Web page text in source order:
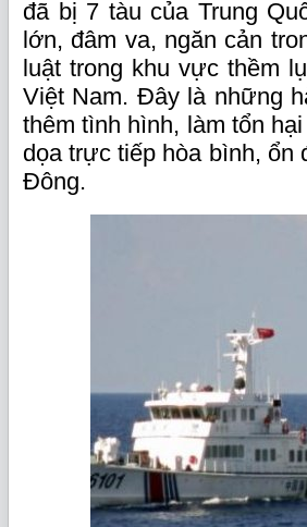
đã bị 7 tàu của Trung
lớn, đâm va, ngăn cản
luật trong khu vực thềm
Việt Nam. Đây là những
thêm tình hình, làm tổn
dọa trực tiếp hòa bình, ổn
Đông.